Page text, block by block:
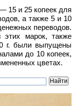
15 и 25 копеек для
а также 5 и 10
переводов.
этих марок, также
г. были выпущены
до 10 копеек,
цветах.